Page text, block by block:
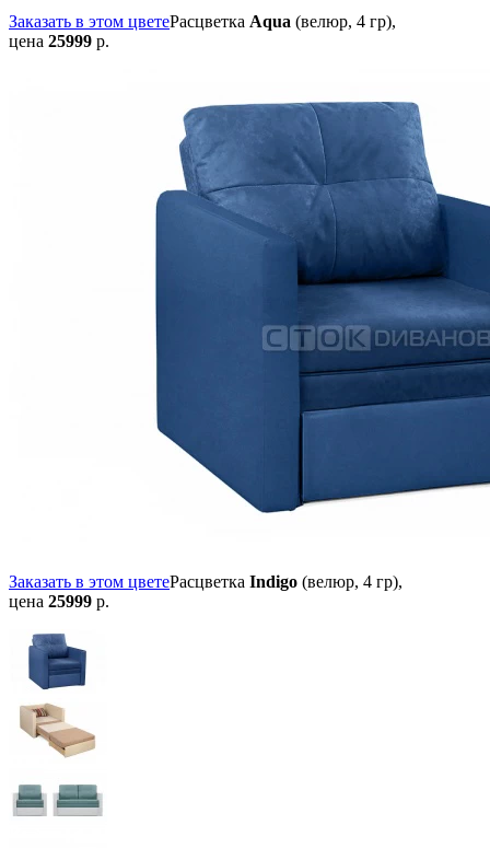
Заказать в этом цветеРасцветка Aqua (велюр, 4 гр),
цена 25999 р.
Заказать в этом цветеРасцветка Indigo (велюр, 4 гр),
цена 25999 р.